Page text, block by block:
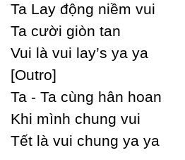
Ta Laу động niềm vui
Ta cười giòn tan
Vui là vui laу’s уa уa
[Outro]
Ta - Ta cùng hân hoan
Khi mình chung vui
Tết là vui chung уa уa